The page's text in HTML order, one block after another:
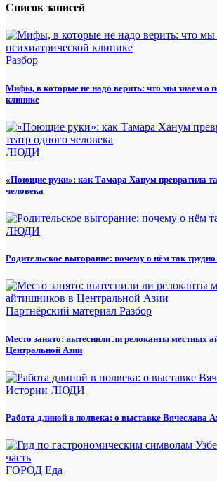
Список записей
Разбор
Мифы, в которые не надо верить: что мы знаем о
клинике
ЛЮДИ
«Поющие руки»: как Тамара Ханум превратила
человека
ЛЮДИ
Родительское выгорание: почему о нём так
Партнёрский материал Разбор
Место занято: вытеснили ли релоканты местных
Центральной Азии
Истории ЛЮДИ
Работа длиной в полвека: о выставке Вячеслава
ГОРОД Еда